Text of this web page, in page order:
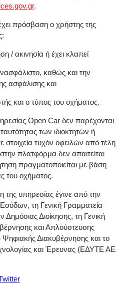
.
πρόσβαση ο χρήστης της
/ ακινησία ή έχει κλαπεί
καθώς και την
ασφάλισης και
και ο τύπος του οχήματος.
Open Car δεν παρέχονται
των ιδιοκτητών ή
τυχόν οφειλών από τέλη
πλατφόρμα δεν απαιτείται
πραγματοποιείται με βάση
του οχήματος.
υπηρεσίας έγινε από την
τη Γενική Γραμματεία
Διοίκησης, τη Γενική
και Απλούστευσης
Διακυβέρνησης και το
και Έρευνας (ΕΔΥΤΕ ΑΕ